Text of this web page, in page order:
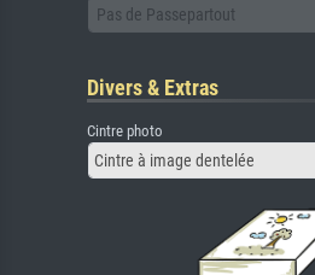
Pas de Passepartout
Divers & Extras
Cintre photo
Cintre à image dentelée